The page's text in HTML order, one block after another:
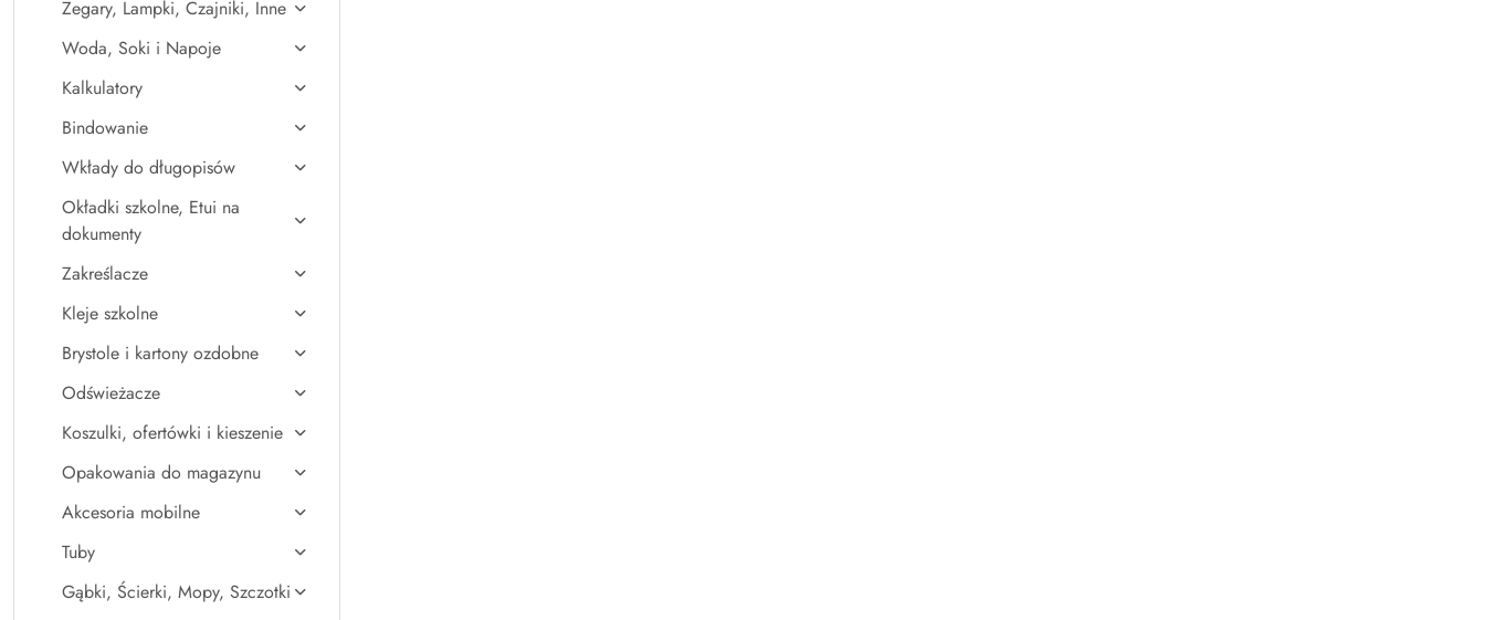
Zegary, Lampki, Czajniki, Inne
Woda, Soki i Napoje
Kalkulatory
Bindowanie
Wkłady do długopisów
Okładki szkolne, Etui na
dokumenty
Zakreślacze
Kleje szkolne
Brystole i kartony ozdobne
Odświeżacze
Koszulki, ofertówki i kieszenie
Opakowania do magazynu
Akcesoria mobilne
Tuby
Gąbki, Ścierki, Mopy, Szczotki